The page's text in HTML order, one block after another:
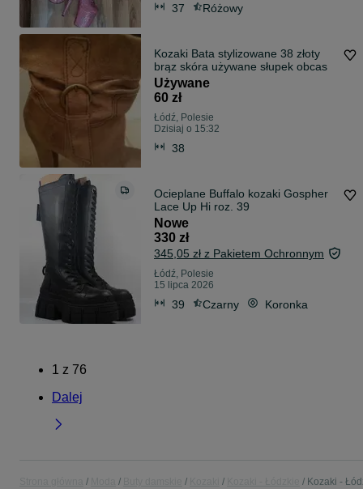
37 Różowy
Kozaki Bata stylizowane 38 złoty
brąz skóra używane słupek obcas
Używane
60 zł
Łódź, Polesie
Dzisiaj o 15:32
38
Ocieplane Buffalo kozaki Gospher
Lace Up Hi roz. 39
Nowe
330 zł
345,05 zł z Pakietem Ochronnym
Łódź, Polesie
15 lipca 2026
39 Czarny Koronka
1 z 76
Dalej
Kozaki -